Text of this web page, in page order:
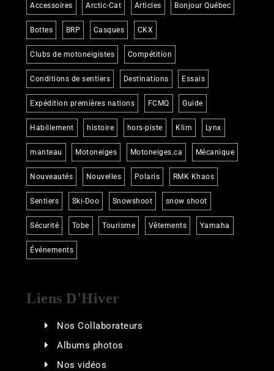
Accessoires Arctic-Cat Articles Bonjour Québec
Bottes BRP Casques CKX
Clubs de motoneigistes Compétition
Conditions de sentiers Destinations Essais
Expédition premières nations FCMQ Guide
Habillement histoire hors-piste Klim Lynx
manteau Motoneiges Motoneiges.ca Mécanique
Nouveautés Nouvelles Polaris RMK Khaos
Sentiers Ski-Doo Snowshoot snow shoot
Sécurité Tobe Tourisme Vêtements Yamaha
Événements
Liens D'Hiver
Nos Collaborateurs
Albums photos
Nos vidéos